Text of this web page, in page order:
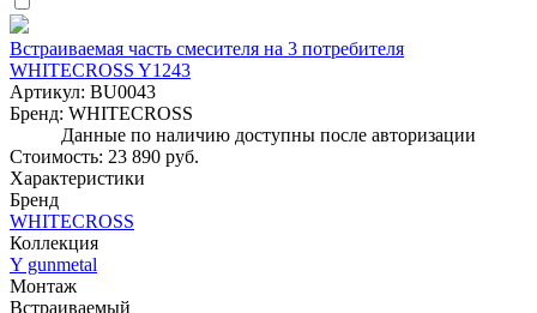
Встраиваемая часть смесителя на 3 потребителя
WHITECROSS Y1243
Артикул: BU0043
Бренд: WHITECROSS
Данные по наличию доступны после авторизации
Стоимость: 23 890 руб.
Характеристики
Бренд
WHITECROSS
Коллекция
Y gunmetal
Монтаж
Встраиваемый